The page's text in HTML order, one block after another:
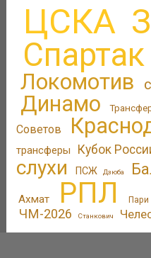
ЦСКА
Спартак
Локомотив
Динамо
Советов
трансферы
Кубок
слухи
ПСЖ Дзюба
Ахмат РПЛ Пари
ЧМ-2026 Станкович